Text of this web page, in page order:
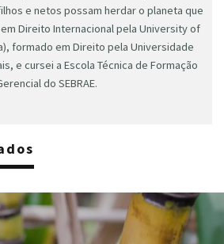
e netos possam herdar o planeta que
Direito Internacional pela University of
formado em Direito pela Universidade
e cursei a Escola Técnica de Formação
do SEBRAE.